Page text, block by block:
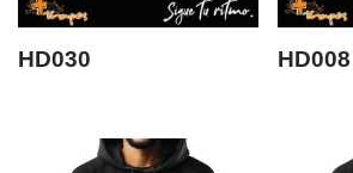
HD030 HD008